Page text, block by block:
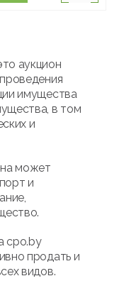
аукцион
имущества
в том
и
может
и
cpo.by
продать и
видов.